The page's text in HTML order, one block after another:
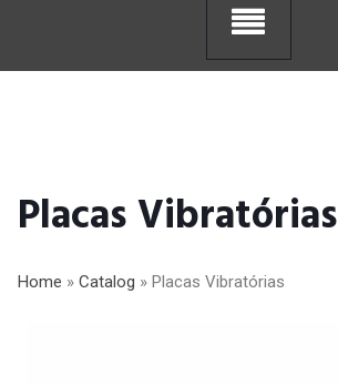
Placas Vibratórias
Home » Catalog » Placas Vibratórias